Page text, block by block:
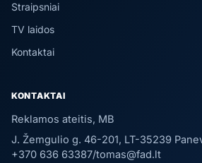
Straipsniai
TV laidos
Kontaktai
KONTAKTAI
Reklamos ateitis, MB
J. Žemgulio g. 46-201, LT-35239
+370 636 63387/tomas@fad.lt